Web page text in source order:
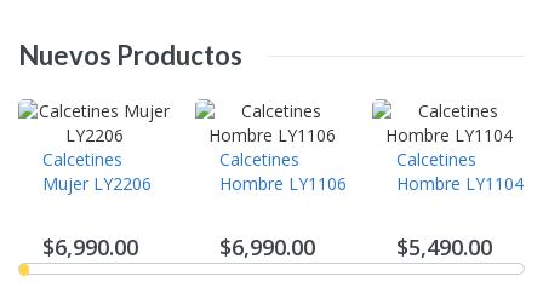
Nuevos Productos
Calcetines
Mujer LY2206
$6,990.00
Calcetines
Hombre LY1106
$6,990.00
Calcetines
Hombre LY1104
$5,490.00